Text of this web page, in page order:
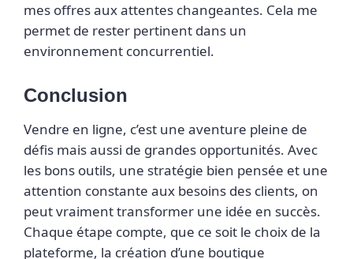
mes offres aux attentes changeantes. Cela me
permet de rester pertinent dans un
environnement concurrentiel.
Conclusion
Vendre en ligne, c’est une aventure pleine de
défis mais aussi de grandes opportunités. Avec
les bons outils, une stratégie bien pensée et une
attention constante aux besoins des clients, on
peut vraiment transformer une idée en succès.
Chaque étape compte, que ce soit le choix de la
plateforme, la création d’une boutique